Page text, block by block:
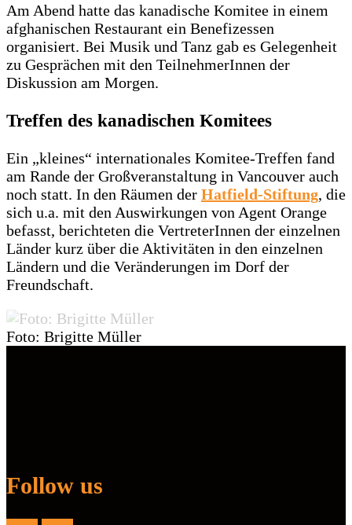
Am Abend hatte das kanadische Komitee in einem
afghanischen Restaurant ein Benefizessen
organisiert. Bei Musik und Tanz gab es Gelegenheit
zu Gesprächen mit den TeilnehmerInnen der
Diskussion am Morgen.
Treffen des kanadischen Komitees
Ein „kleines“ internationales Komitee-Treffen fand
am Rande der Großveranstaltung in Vancouver auch
noch statt. In den Räumen der Hatfield-Stiftung, die
sich u.a. mit den Auswirkungen von Agent Orange
befasst, berichteten die VertreterInnen der einzelnen
Länder kurz über die Aktivitäten in den einzelnen
Ländern und die Veränderungen im Dorf der
Freundschaft.
Foto: Brigitte Müller
Follow us